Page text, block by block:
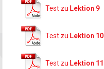
Test zu Lektion 9
Test zu Lektion 10
Test zu Lektion 11